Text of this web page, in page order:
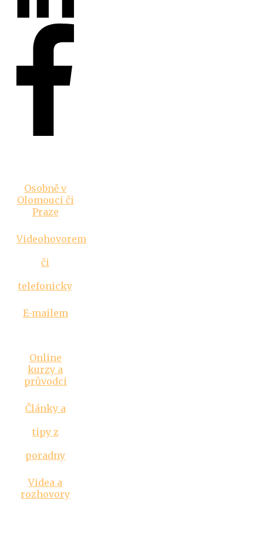
Osobně v
Olomouci či
Praze
Videohovorem
či
telefonicky
E-mailem
Online
kurzy a
průvodci
Články a
tipy z
poradny
Videa a
rozhovory